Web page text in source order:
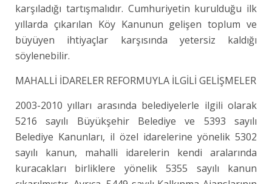
karşıladığı tartışmalıdır. Cumhuriyetin kurulduğu ilk
yıllarda çıkarılan Köy Kanunun gelişen toplum ve
büyüyen ihtiyaçlar karşısında yetersiz kaldığı
söylenebilir.
MAHALLİ İDARELER REFORMUYLA İLGİLİ GELİŞMELER
2003-2010 yılları arasında belediyelerle ilgili olarak
5216 sayılı Büyükşehir Belediye ve 5393 sayılı
Belediye Kanunları, il özel idarelerine yönelik 5302
sayılı kanun, mahalli idarelerin kendi aralarında
kuracakları birliklere yönelik 5355 sayılı kanun